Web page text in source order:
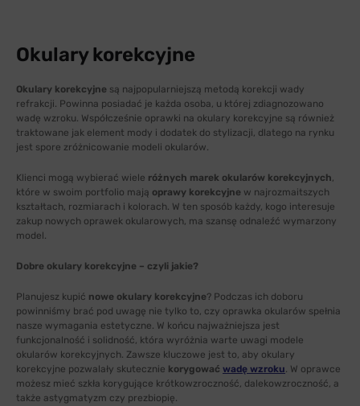
Okulary korekcyjne
Okulary korekcyjne są najpopularniejszą metodą korekcji wady
refrakcji. Powinna posiadać je każda osoba, u której zdiagnozowano
wadę wzroku. Współcześnie oprawki na okulary korekcyjne są również
traktowane jak element mody i dodatek do stylizacji, dlatego na rynku
jest spore zróżnicowanie modeli okularów.
Klienci mogą wybierać wiele różnych marek okularów korekcyjnych,
które w swoim portfolio mają oprawy korekcyjne w najrozmaitszych
kształtach, rozmiarach i kolorach. W ten sposób każdy, kogo interesuje
zakup nowych oprawek okularowych, ma szansę odnaleźć wymarzony
model.
Dobre okulary korekcyjne – czyli jakie?
Planujesz kupić nowe okulary korekcyjne? Podczas ich doboru
powinniśmy brać pod uwagę nie tylko to, czy oprawka okularów spełnia
nasze wymagania estetyczne. W końcu najważniejsza jest
funkcjonalność i solidność, która wyróżnia warte uwagi modele
okularów korekcyjnych. Zawsze kluczowe jest to, aby okulary
korekcyjne pozwalały skutecznie korygować wadę wzroku. W oprawce
możesz mieć szkła korygujące krótkowzroczność, dalekowzroczność, a
także astygmatyzm czy prezbiopię.